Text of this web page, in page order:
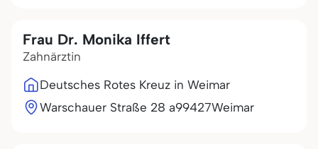
Frau Dr. Monika Iffert
Zahnärztin
Deutsches Rotes Kreuz in Weimar
Warschauer Straße 28 a99427Weimar